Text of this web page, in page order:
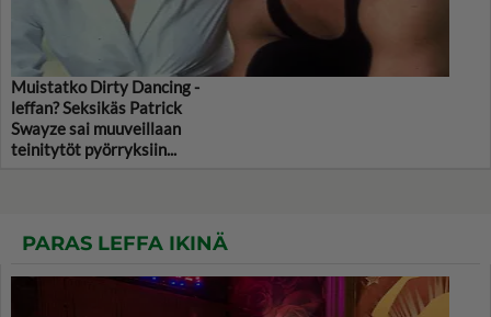
Muistatko Dirty Dancing -
leffan? Seksikäs Patrick
Swayze sai muuveillaan
teinitytöt pyörryksiin...
PARAS LEFFA IKINÄ